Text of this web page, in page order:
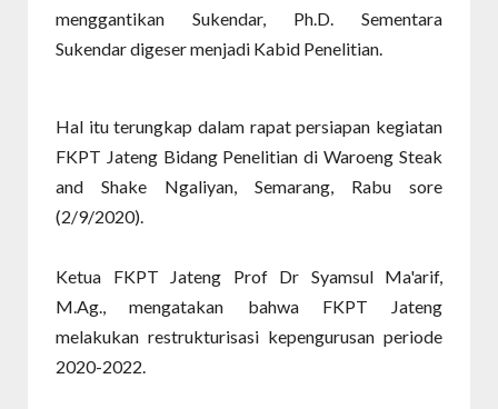
menggantikan Sukendar, Ph.D. Sementara
Sukendar digeser menjadi Kabid Penelitian.
Hal itu terungkap dalam rapat persiapan kegiatan
FKPT Jateng Bidang Penelitian di Waroeng Steak
and Shake Ngaliyan, Semarang, Rabu sore
(2/9/2020).
Ketua FKPT Jateng Prof Dr Syamsul Ma'arif,
M.Ag., mengatakan bahwa FKPT Jateng
melakukan restrukturisasi kepengurusan periode
2020-2022.